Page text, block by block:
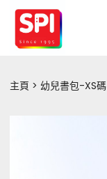
主頁 幼兒書包-XS碼